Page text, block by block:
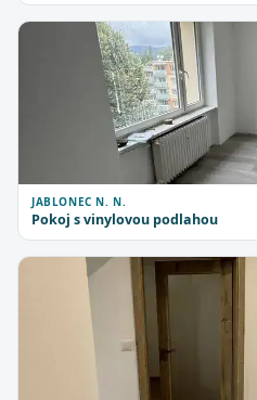
JABLONEC N. N.
Pokoj s vinylovou podlahou